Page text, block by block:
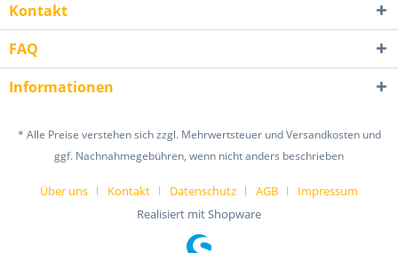
Kontakt
FAQ
Informationen
* Alle Preise verstehen sich zzgl. Mehrwertsteuer und Versandkosten und
ggf. Nachnahmegebühren, wenn nicht anders beschrieben
Über uns Kontakt Datenschutz AGB
Impressum
Realisiert mit Shopware